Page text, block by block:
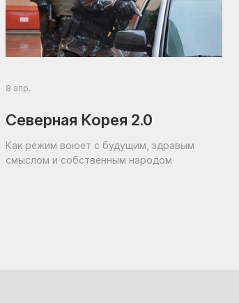
Северная Корея 2.0
Как режим воюет с будущим, здравым
смыслом и собственным народом
8 апр.